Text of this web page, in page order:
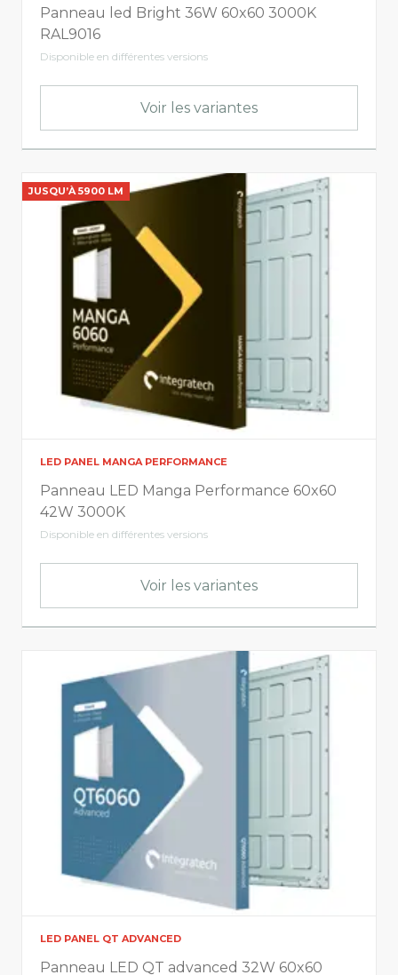
Panneau led Bright 36W 60x60 3000K
RAL9016
Disponible en différentes versions
Voir les variantes
JUSQU’À 5900 LM
LED PANEL MANGA PERFORMANCE
Panneau LED Manga Performance 60x60
42W 3000K
Disponible en différentes versions
Voir les variantes
LED PANEL QT ADVANCED
Panneau LED QT advanced 32W 60x60